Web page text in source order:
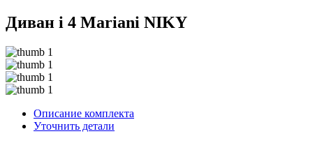
Диван i 4 Mariani NIKY
Описание комплекта
Уточнить детали